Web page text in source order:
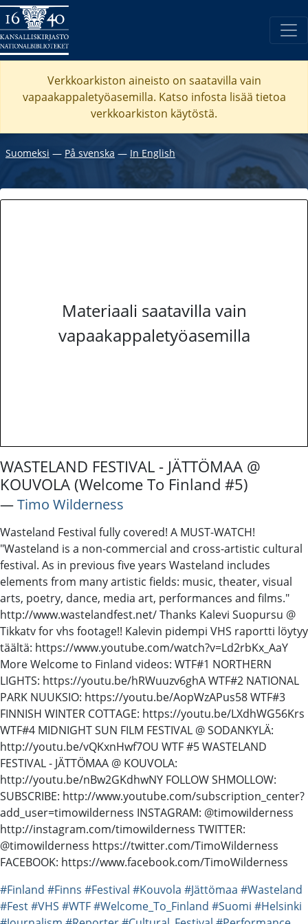
Verkkoarkiston aineisto on saatavilla vain
vapaakappaletyöasemilla. Katso infosta lisää tietoa
verkkoarkiston käytöstä.
Suomeksi ― På svenska ― In English
Materiaali saatavilla vain
vapaakappaletyöasemilla
WASTELAND FESTIVAL - JÄTTÖMAA @
KOUVOLA (Welcome To Finland #5)
―Timo Wilderness
Wasteland Festival fully covered! A MUST-WATCH!
"Wasteland is a non-commercial and cross-artistic cultural
festival. As in previous five years Wasteland includes
elements from many artistic fields: music, theater, visual
arts, poetry, dance, media art, performances and films."
http://www.wastelandfest.net/ Thanks Kalevi Suopursu @
Tikkatv for vhs footage!! Kalevin pidempi VHS raportti löytyy
täältä: https://www.youtube.com/watch?v=Ld2rbKx_AaY
More Welcome to Finland videos: WTF#1 NORTHERN
LIGHTS: https://youtu.be/hRWuuzv6ghA WTF#2 NATIONAL
PARK NUUKSIO: https://youtu.be/AopWzAPus58 WTF#3
FINNISH WINTER COTTAGE: https://youtu.be/LXdhWG56Krs
WTF#4 MIDNIGHT SUN FILM FESTIVAL @ SODANKYLÄ:
http://youtu.be/vQKxnHwf7OU WTF #5 WASTELAND
FESTIVAL - JÄTTÖMAA @ KOUVOLA:
http://youtu.be/nBw2GKdhwNY FOLLOW SHMOLLOW:
SUBSCRIBE: http://www.youtube.com/subscription_center?
add_user=timowilderness INSTAGRAM: @timowilderness
http://instagram.com/timowilderness TWITTER:
@timowilderness https://twitter.com/TimoWilderness
FACEBOOK: https://www.facebook.com/TimoWilderness
#Finland #Finns #Festival #Kouvola #Jättömaa #Wasteland
#Fest#VHS #WTF#Welcome_To_Finland #Suomi #Helsinki